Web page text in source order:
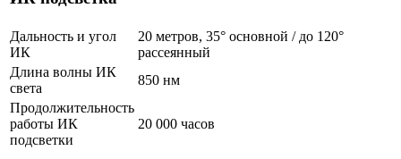
Дальность и угол
ИК
20 метров, 35° основной / до 120°
рассеянный
Длина волны ИК
света
850 нм
Продолжительность
работы ИК
подсветки
20 000 часов